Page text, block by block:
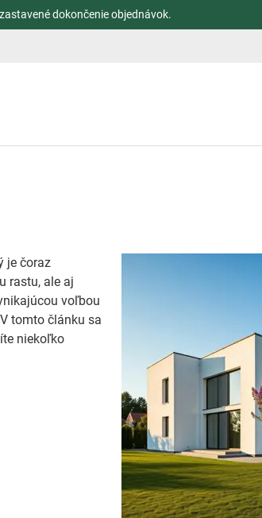
dokončenie objednávok.
je čoraz
rastu, ale aj
voľbou
tomto článku sa
niekoľko